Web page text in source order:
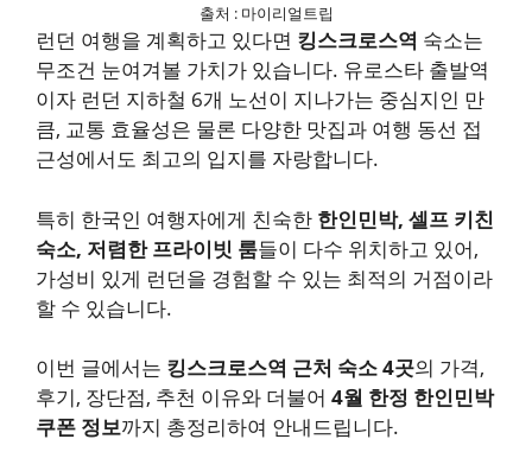
출처 : 마이리얼트립
런던 여행을 계획하고 있다면 킹스크로스역 숙소는
무조건 눈여겨볼 가치가 있습니다. 유로스타 출발역
이자 런던 지하철 6개 노선이 지나가는 중심지인 만
큼, 교통 효율성은 물론 다양한 맛집과 여행 동선 접
근성에서도 최고의 입지를 자랑합니다.
특히 한국인 여행자에게 친숙한 한인민박, 셀프 키친
숙소, 저렴한 프라이빗 룸들이 다수 위치하고 있어,
가성비 있게 런던을 경험할 수 있는 최적의 거점이라
할 수 있습니다.
이번 글에서는 킹스크로스역 근처 숙소 4곳의 가격,
후기, 장단점, 추천 이유와 더불어 4월 한정 한인민박
쿠폰 정보까지 총정리하여 안내드립니다.